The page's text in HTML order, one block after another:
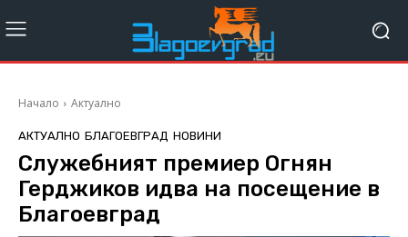
Начало Актуално
АКТУАЛНО БЛАГОЕВГРАД НОВИНИ
Служебният премиер Огнян
Герджиков идва на посещение в
Благоевград